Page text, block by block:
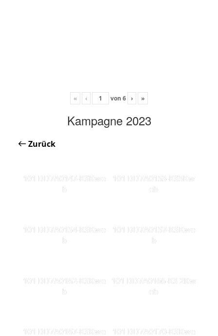
« ‹ von 6 › »
Kampagne 2023
Zurück
101 DD7A0147-KSKwe
b
101 DD7A0153-KS5Kw
eb
101 DD7A0154-KSKwe
b
101 DD7A0157-KSKwe
b
101 DD7A0162-KSKwe
b
101 DD7A0166-KS 2Kw
eb
101 DD7A0167-KSKwe
101 DD7A0170-KSKwe